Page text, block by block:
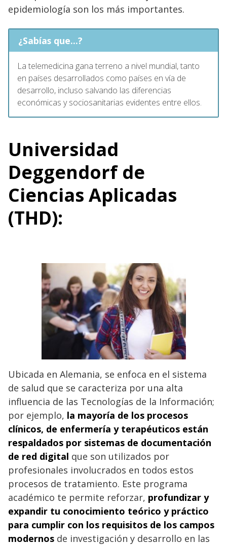
epidemiología son los más importantes.
¿Sabías que...?
La telemedicina gana terreno a nivel mundial, tanto
en países desarrollados como países en vía de
desarrollo, incluso salvando las diferencias
económicas y sociosanitarias evidentes entre ellos.
Universidad
Deggendorf de
Ciencias Aplicadas
(THD):
Ubicada en Alemania, se enfoca en el sistema
de salud que se caracteriza por una alta
influencia de las Tecnologías de la Información;
por ejemplo, la mayoría de los procesos
clínicos, de enfermería y terapéuticos están
respaldados por sistemas de documentación
de red digital que son utilizados por
profesionales involucrados en todos estos
procesos de tratamiento. Este programa
académico te permite reforzar, profundizar y
expandir tu conocimiento teórico y práctico
para cumplir con los requisitos de los campos
modernos de investigación y desarrollo en las